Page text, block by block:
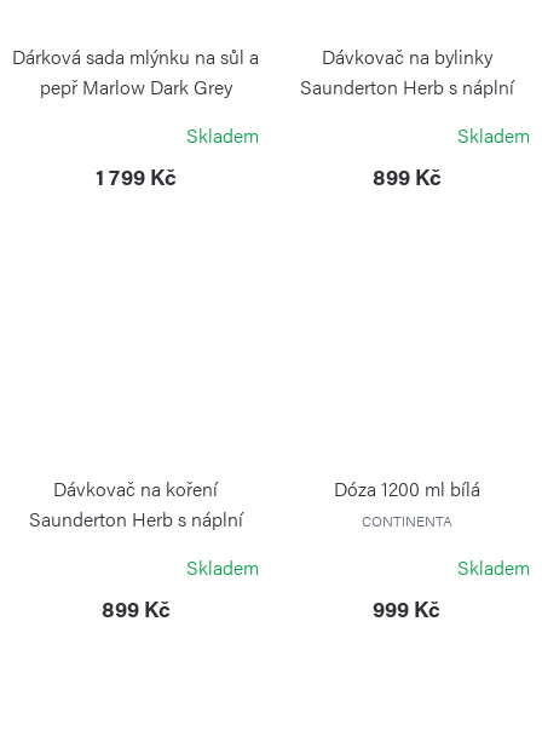
Dárková sada mlýnku na sůl a
pepř Marlow Dark Grey
Skladem
1 799 Kč
Dávkovač na bylinky
Saunderton Herb s náplní
Skladem
899 Kč
Dávkovač na koření
Saunderton Herb s náplní
Skladem
899 Kč
Dóza 1200 ml bílá
CONTINENTA
Skladem
999 Kč